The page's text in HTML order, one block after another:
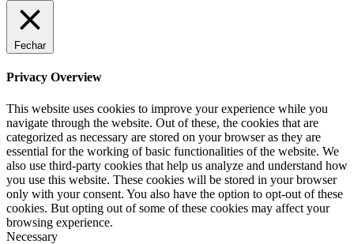
Fechar
Privacy Overview
This website uses cookies to improve your experience while you
navigate through the website. Out of these, the cookies that are
categorized as necessary are stored on your browser as they are
essential for the working of basic functionalities of the website. We
also use third-party cookies that help us analyze and understand how
you use this website. These cookies will be stored in your browser
only with your consent. You also have the option to opt-out of these
cookies. But opting out of some of these cookies may affect your
browsing experience.
Necessary